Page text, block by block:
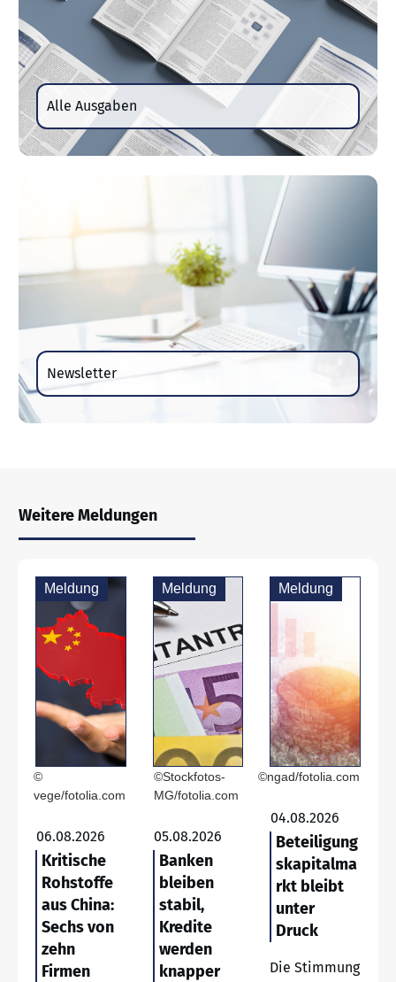
Alle Ausgaben
Newsletter
Weitere Meldungen
Meldung
©
vege/fotolia.com
06.08.2026
Kritische
Rohstoffe
aus China:
Sechs von
zehn
Firmen
Meldung
©Stockfotos-
MG/fotolia.com
05.08.2026
Banken
bleiben
stabil,
Kredite
werden
knapper
Meldung
©ngad/fotolia.com
04.08.2026
Beteiligung
skapitalma
rkt bleibt
unter
Druck
Die Stimmung